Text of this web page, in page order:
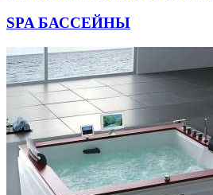
SPA БАССЕЙНЫ